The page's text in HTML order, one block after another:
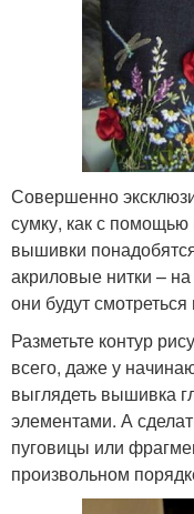
Совершенно
сумку, как с
вышивки
акриловые нитки –
они будут
Разметьте контур
всего, даже у
выглядеть вышивка
элементами. А
пуговицы или
произвольном